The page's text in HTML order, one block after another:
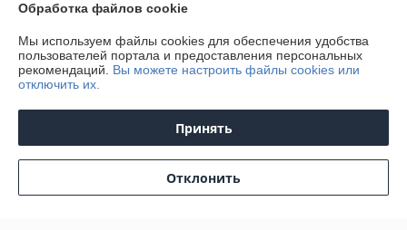
Доставка и оплата
График работы
Политика обработки cookies
Обработка файлов cookie
Мы используем файлы cookies для обеспечения удобства
пользователей портала и предоставления персональных
рекомендаций. Вы можете настроить файлы cookies или
отключить их.
Принять
Отклонить